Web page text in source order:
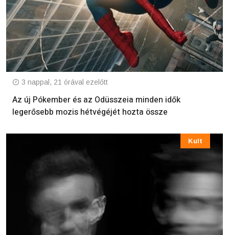
3 nappal, 21 órával ezelőtt
Az új Pókember és az Odüsszeia minden idők
legerősebb mozis hétvégéjét hozta össze
Kult